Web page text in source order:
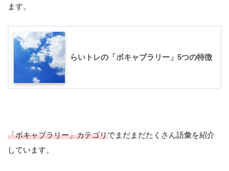
クショーは会話がほとんど途切れず、発話量
ます。
らいトレの「ボキャブラリー」5つの特徴
「ボキャブラリー」カテゴリでまだまだたくさん語彙を紹介
しています。